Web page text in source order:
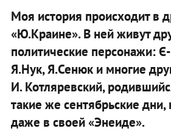
Моя история происходит в
«Ю.Краине». В ней живут
политические персонажи:
Я.Нук, Я.Сенюк и многие
И. Котляревский,
такие же сентябрьские
даже в своей «Энеиде».